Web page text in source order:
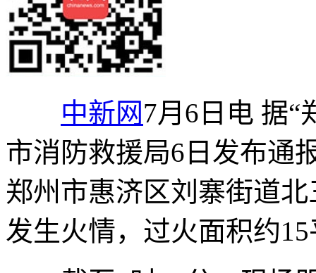
中新网7月6日电 据“
市消防救援局6日发布通
郑州市惠济区刘寨街道
发生火情，过火面积约